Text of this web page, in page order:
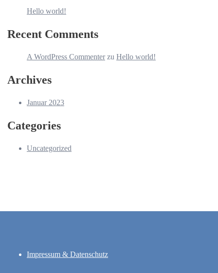
Hello world!
Recent Comments
A WordPress Commenterzu Hello world!
Archives
Januar 2023
Categories
Uncategorized
Impressum & Datenschutz